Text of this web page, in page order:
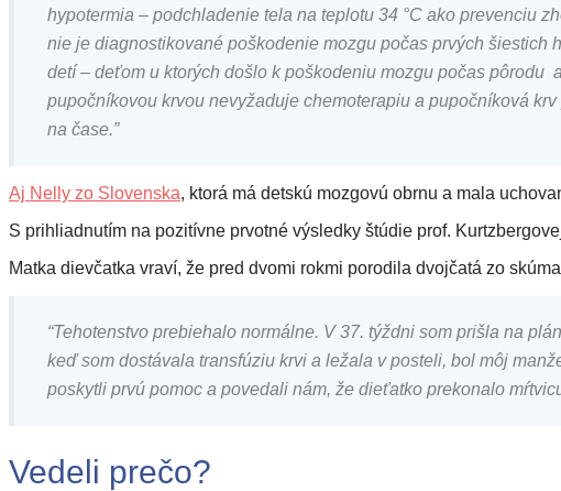
hypotermia – podchladenie tela na teplotu 34 °C ako prevenciu
nie je diagnostikované poškodenie mozgu počas prvých šiestich
detí – deťom u ktorých došlo k poškodeniu mozgu počas
pupočníkovou krvou nevyžaduje chemoterapiu a pupočníková
na čase.”
Aj Nelly zo Slovenska, ktorá má detskú mozgovú obrnu a mala
S prihliadnutím na pozitívne prvotné výsledky štúdie prof.
Matka dievčatka vraví, že pred dvomi rokmi porodila dvojčatá zo
“Tehotenstvo prebiehalo normálne. V 37. týždni som prišla na
keď som dostávala transfúziu krvi a ležala v posteli, bol môj
poskytli prvú pomoc a povedali nám, že dieťatko prekonalo
Vedeli prečo?